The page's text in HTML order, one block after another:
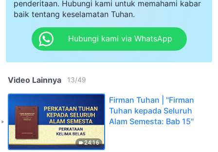
penderitaan. Hubungi kami untuk memahami kabar
baik tentang keselamatan Tuhan.
Hubungi kami via WhatsApp
Video Lainnya 13/49
24:16
Firman Tuhan | "Firman
Tuhan kepada Seluruh
Alam Semesta: Bab 15"